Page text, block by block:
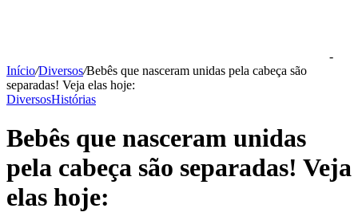
-
Início/Diversos/Bebês que nasceram unidas pela cabeça são
separadas! Veja elas hoje:
DiversosHistórias
Bebês que nasceram unidas
pela cabeça são separadas! Veja
elas hoje: